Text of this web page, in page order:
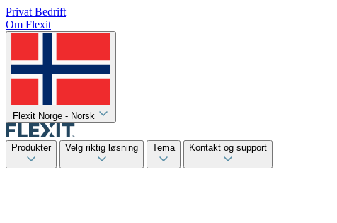
Privat Bedrift
Om Flexit
Flexit Norge - Norsk
Produkter Velg riktig løsning Tema Kontakt og support